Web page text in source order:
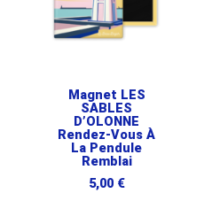
Magnet LES
SABLES
D’OLONNE
Rendez-Vous À
La Pendule
Remblai
5,00 €